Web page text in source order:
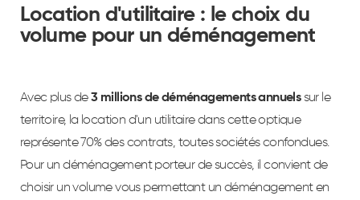
Location d'utilitaire : le choix du
volume pour un déménagement
Avec plus de3 millions de déménagements annuelssur le
territoire, la location d'un utilitaire dans cette optique
représente 70% des contrats, toutes sociétés confondues.
Pour un déménagement porteur de succès, il convient de
choisir un volume vous permettant un déménagement en